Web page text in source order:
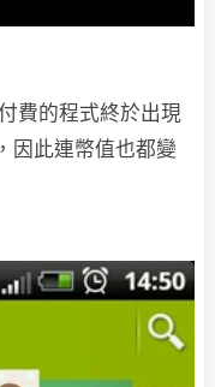
費的程式終於出現
因此連幣值也都變